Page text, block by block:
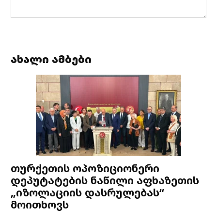
ახალი ამბები
თურქეთის ოპოზიციონერი
დეპუტატების ნაწილი აფხაზეთის
„იზოლაციის დასრულებას“
მოითხოვს